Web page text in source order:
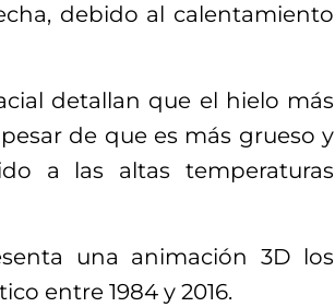
debido al calentamiento
detallan que el hielo más
de que es más grueso y
a las altas temperaturas
una animación 3D los
entre 1984 y 2016.